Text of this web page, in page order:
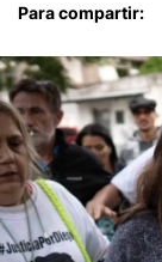
Para compartir: